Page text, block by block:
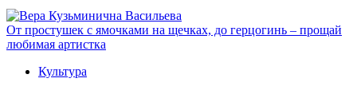
От простушек с ямочками на щечках, до герцогинь – прощай
любимая артистка
Культура